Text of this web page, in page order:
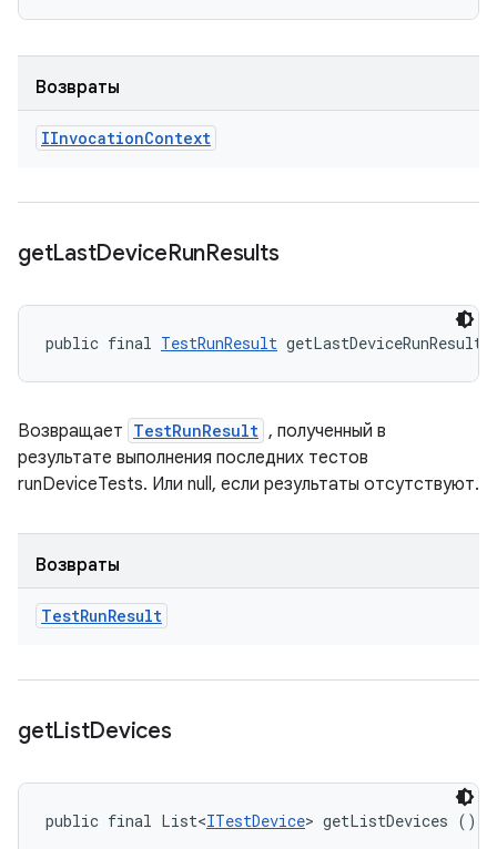
Возвраты
IInvocationContext
getLastDeviceRunResults
public final TestRunResult
Возвращает TestRunResult , полученный в
результате выполнения последних тестов
runDeviceTests. Или null, если результаты отсутствуют.
Возвраты
TestRunResult
getListDevices
public final List<ITestDevice> getListDevices ()